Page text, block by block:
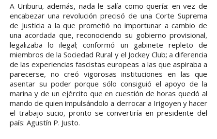
A Uriburu, además, nada le salía como quería: en vez de
encabezar una revolución precisó de una Corte Suprema
de Justicia a la que prometió no importunar a cambio de
una acordada que, reconociendo su gobierno provisional,
legalizaba lo ilegal; conformó un gabinete repleto de
miembros de la Sociedad Rural y el Jockey Club; a diferencia
de las experiencias fascistas europeas a las que aspiraba a
parecerse, no creó vigorosas instituciones en las que
asentar su poder porque sólo consiguió el apoyo de la
marina y de un ejército que en cuestión de horas quedó al
mando de quien impulsándolo a derrocar a Irigoyen y hacer
el trabajo sucio, pronto se convertiría en presidente del
país: Agustín P. Justo.